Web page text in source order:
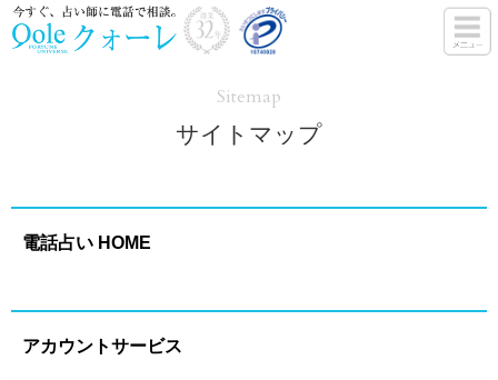
Sitemap
サイトマップ
電話占い HOME
アカウントサービス